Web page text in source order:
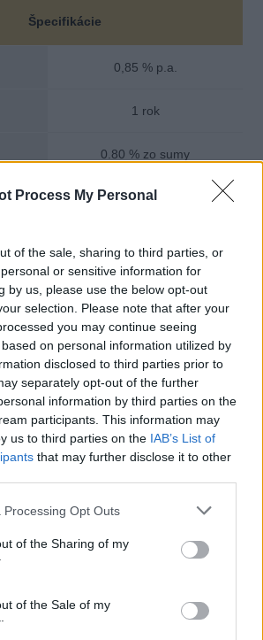
Process My Personal
of the sale, sharing to third parties, or
or sensitive information for
by us, please use the below opt-out
selection. Please note that after your
you may continue seeing
on personal information utilized by
disclosed to third parties prior to
separately opt-out of the further
information by third parties on the
participants. This information may
us to third parties on the IAB’s List of
that may further disclose it to other
Processing Opt Outs
of the Sharing of my
of the Sale of my
Špecifikácie
0,85 % p.a.
1 rok
0.80 % zo sumy
4 - 30 rokov